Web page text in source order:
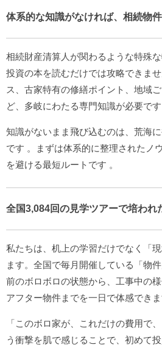
体系的な知識がなければ、相続物
相続財産清算人が関わるような特殊
投資の本を読むだけでは攻略できま
ス、古家特有の修繕ポイント、地域
ど、多岐にわたる専門知識が必要です
知識がないまま飛び込むのは、荒海
です 。まずは体系的に整理されたノ
を避ける最短ルートです 。
全国3,084回の見学ツアーで培われ
私たちは、机上の学習だけでなく「
ます。全国で毎月開催している「物
前のボロボロの状態から、工事中の
アフター物件までを一日で体感でき
「このボロ家が、これだけの費用で
う衝撃を肌で感じることで、初めて